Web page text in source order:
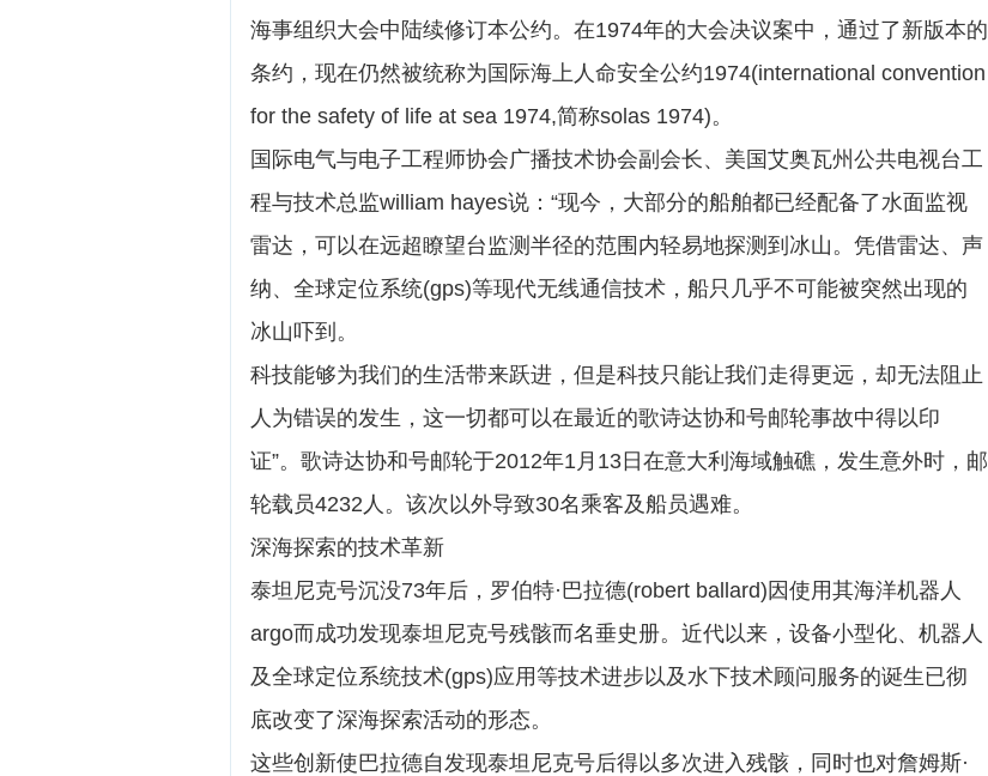
海事组织大会中陆续修订本公约。在1974年的大会决议案中，通过了新版本的
条约，现在仍然被统称为国际海上人命安全公约1974(international convention
for the safety of life at sea 1974,简称solas 1974)。
国际电气与电子工程师协会广播技术协会副会长、美国艾奥瓦州公共电视台工
程与技术总监william hayes说：“现今，大部分的船舶都已经配备了水面监视
雷达，可以在远超瞭望台监测半径的范围内轻易地探测到冰山。凭借雷达、声
纳、全球定位系统(gps)等现代无线通信技术，船只几乎不可能被突然出现的
冰山吓到。
科技能够为我们的生活带来跃进，但是科技只能让我们走得更远，却无法阻止
人为错误的发生，这一切都可以在最近的歌诗达协和号邮轮事故中得以印
证”。歌诗达协和号邮轮于2012年1月13日在意大利海域触礁，发生意外时，邮
轮载员4232人。该次以外导致30名乘客及船员遇难。
深海探索的技术革新
泰坦尼克号沉没73年后，罗伯特·巴拉德(robert ballard)因使用其海洋机器人
argo而成功发现泰坦尼克号残骸而名垂史册。近代以来，设备小型化、机器人
及全球定位系统技术(gps)应用等技术进步以及水下技术顾问服务的诞生已彻
底改变了深海探索活动的形态。
这些创新使巴拉德自发现泰坦尼克号后得以多次进入残骸，同时也对詹姆斯·